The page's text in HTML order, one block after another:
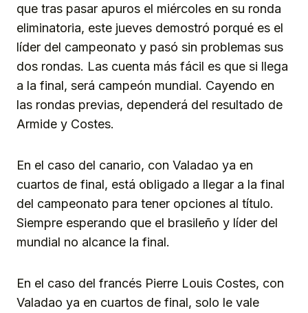
que tras pasar apuros el miércoles en su ronda
eliminatoria, este jueves demostró porqué es el
líder del campeonato y pasó sin problemas sus
dos rondas. Las cuenta más fácil es que si llega
a la final, será campeón mundial. Cayendo en
las rondas previas, dependerá del resultado de
Armide y Costes.
En el caso del canario, con Valadao ya en
cuartos de final, está obligado a llegar a la final
del campeonato para tener opciones al título.
Siempre esperando que el brasileño y líder del
mundial no alcance la final.
En el caso del francés Pierre Louis Costes, con
Valadao ya en cuartos de final, solo le vale